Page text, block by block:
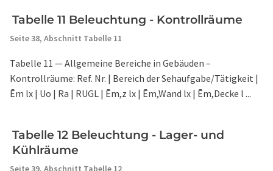
Tabelle 11 Beleuchtung - Kontrollräume
Seite 38, Abschnitt Tabelle 11
Tabelle 11 — Allgemeine Bereiche in Gebäuden –
Kontrollräume: Ref. Nr. | Bereich der Sehaufgabe/Tätigkeit |
Ēm lx | Uo | Ra | RUGL | Ēm,z lx | Ēm,Wand lx | Ēm,Decke l ...
Tabelle 12 Beleuchtung - Lager- und
Kühlräume
Seite 39, Abschnitt Tabelle 12